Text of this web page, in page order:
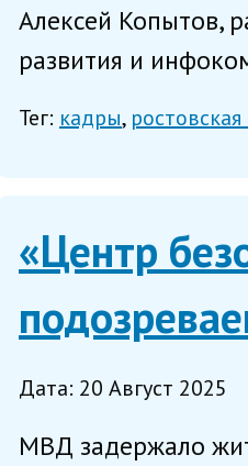
Алексей Копытов,
развития и
Тег: кадры
«Центр
Дата: 20 Август 2025
МВД задержало